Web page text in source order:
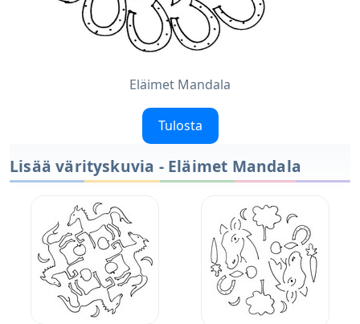
Eläimet Mandala
Tulosta
Lisää värityskuvia - Eläimet Mandala